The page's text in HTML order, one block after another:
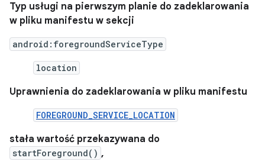
Typ usługi na pierwszym planie do zadeklarowania
w pliku manifestu w sekcji
android:foregroundServiceType
location
Uprawnienia do zadeklarowania w pliku manifestu
FOREGROUND_SERVICE_LOCATION
stała wartość przekazywana do
startForeground() ,